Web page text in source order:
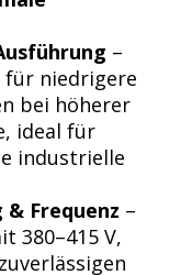
–
für niedrigere
bei höherer
ideal für
industrielle
& Frequenz –
380–415 V,